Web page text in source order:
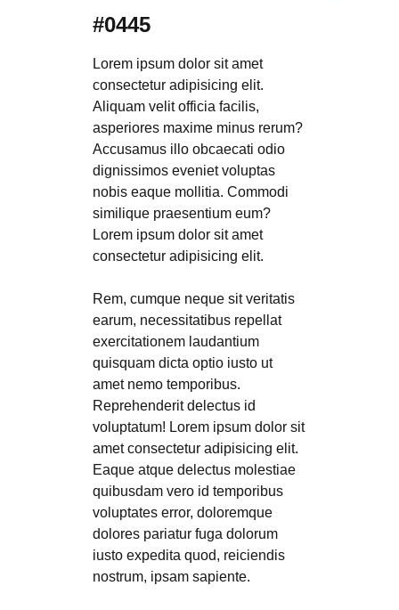
#0445
Lorem ipsum dolor sit amet
consectetur adipisicing elit.
Aliquam velit officia facilis,
asperiores maxime minus rerum?
Accusamus illo obcaecati odio
dignissimos eveniet voluptas
nobis eaque mollitia. Commodi
similique praesentium eum?
Lorem ipsum dolor sit amet
consectetur adipisicing elit.
Rem, cumque neque sit veritatis
earum, necessitatibus repellat
exercitationem laudantium
quisquam dicta optio iusto ut
amet nemo temporibus.
Reprehenderit delectus id
voluptatum! Lorem ipsum dolor sit
amet consectetur adipisicing elit.
Eaque atque delectus molestiae
quibusdam vero id temporibus
voluptates error, doloremque
dolores pariatur fuga dolorum
iusto expedita quod, reiciendis
nostrum, ipsam sapiente.